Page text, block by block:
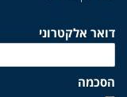
דואר אלקטרוני
הסכמה